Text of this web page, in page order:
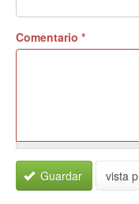
Comentario *
Guardar vista